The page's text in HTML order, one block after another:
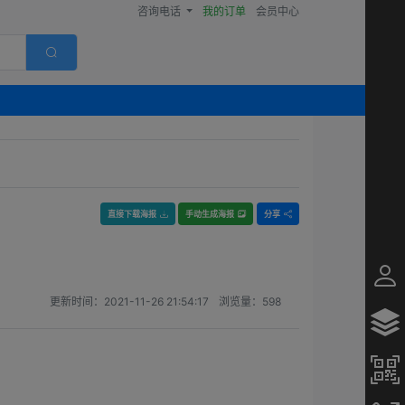
咨询电话 我的订单 会员中心
直接下载海报 手动生成海报 分享
更新时间： 2021-11-26 21:54:17 浏览量： 598